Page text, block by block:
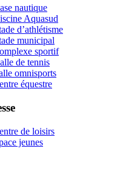
nautique
Aquasud
d’athlétisme
municipal
sportif
de tennis
omnisports
équestre
de loisirs
jeunes